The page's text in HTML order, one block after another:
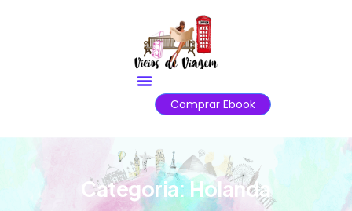
Comprar Ebook
Categoria:Holanda